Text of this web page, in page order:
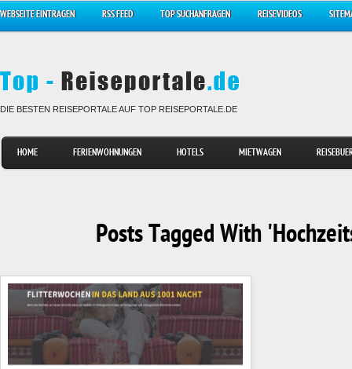
WEBSEITE EINTRAGEN RSS FEED TOP SUCHANFRAGEN REISEVIDEOS
DIE BESTEN REISEPORTALE AUF TOP REISEPORTALE.DE
HOME FERIENWOHNUNGEN HOTELS MIETWAGEN
Posts Tagged With